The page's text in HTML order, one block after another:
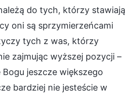
do tych, którzy stawiają
oni są sprzymierzeńcami
tych z was, którzy
zajmując wyższej pozycji –
jeszcze większego
bardziej nie jesteście w